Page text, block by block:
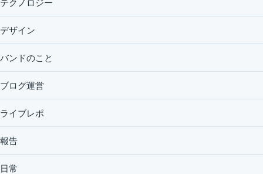
テクノロジー
デザイン
バンドのこと
ブログ運営
ライブレポ
報告
日常